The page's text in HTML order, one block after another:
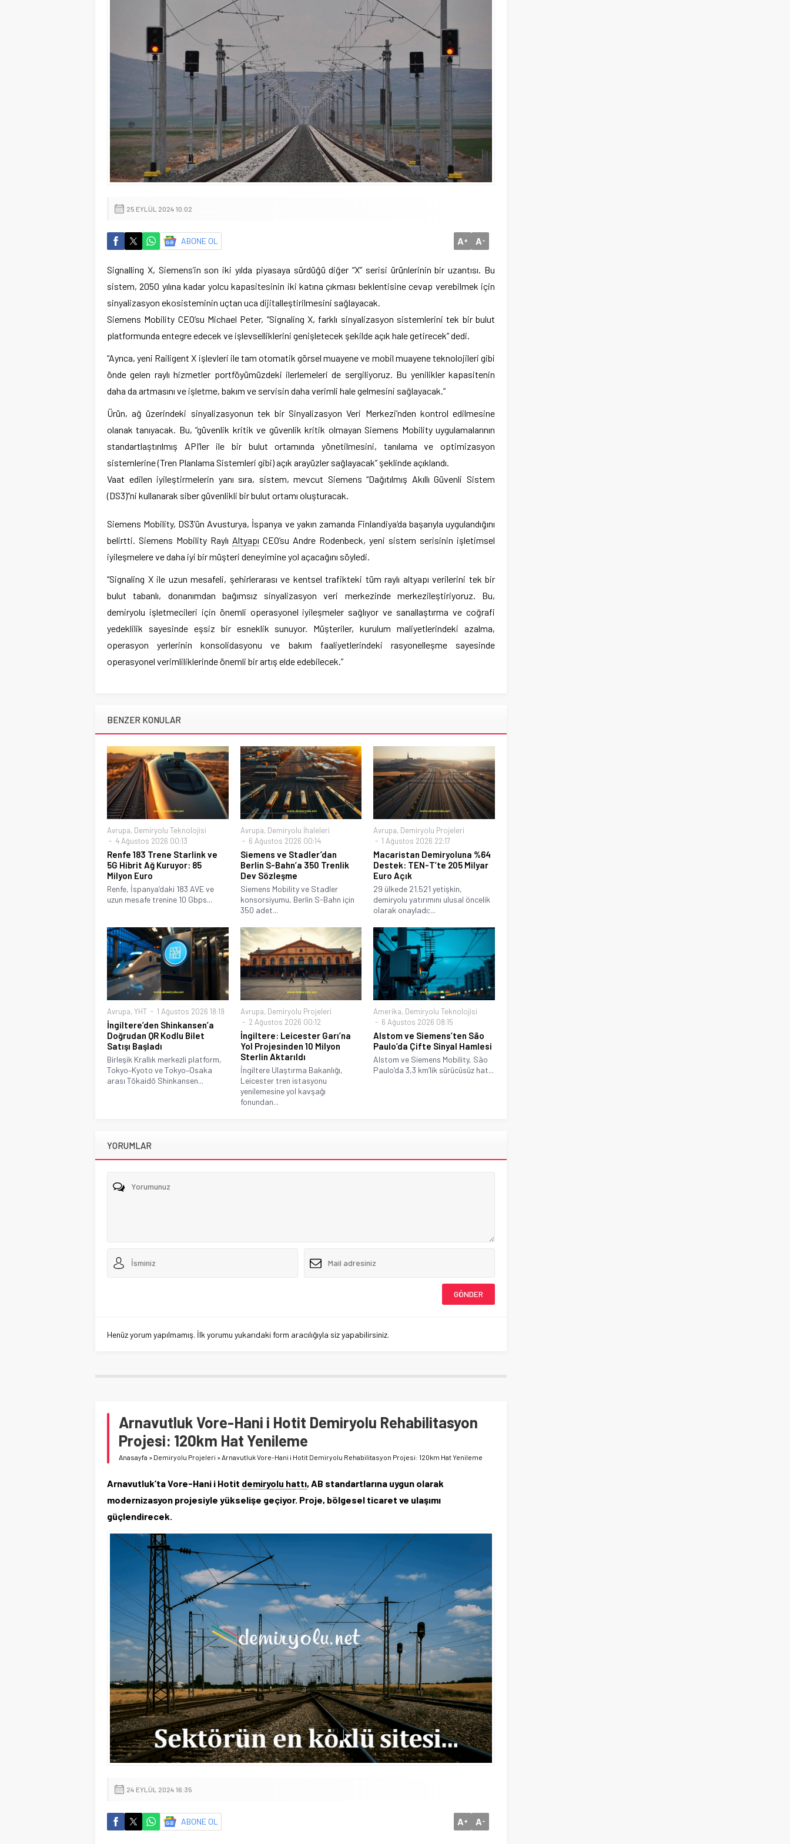
25 EYLÜL 2024 10:02
ABONE OL A+ A-
Signalling X, Siemens’in son iki yılda piyasaya sürdüğü diğer “X” serisi ürünlerinin bir uzantısı. Bu
sistem, 2050 yılına kadar yolcu kapasitesinin iki katına çıkması beklentisine cevap verebilmek için
sinyalizasyon ekosisteminin uçtan uca dijitalleştirilmesini sağlayacak.
Siemens Mobility CEO’su Michael Peter, “Signaling X, farklı sinyalizasyon sistemlerini tek bir bulut
platformunda entegre edecek ve işlevselliklerini genişletecek şekilde açık hale getirecek” dedi.
“Ayrıca, yeni Railigent X işlevleri ile tam otomatik görsel muayene ve mobil muayene teknolojileri gibi
önde gelen raylı hizmetler portföyümüzdeki ilerlemeleri de sergiliyoruz. Bu yenilikler kapasitenin
daha da artmasını ve işletme, bakım ve servisin daha verimli hale gelmesini sağlayacak.”
Ürün, ağ üzerindeki sinyalizasyonun tek bir Sinyalizasyon Veri Merkezi’nden kontrol edilmesine
olanak tanıyacak. Bu, “güvenlik kritik ve güvenlik kritik olmayan Siemens Mobility uygulamalarının
standartlaştırılmış API’ler ile bir bulut ortamında yönetilmesini, tanılama ve optimizasyon
sistemlerine (Tren Planlama Sistemleri gibi) açık arayüzler sağlayacak” şeklinde açıklandı.
Vaat edilen iyileştirmelerin yanı sıra, sistem, mevcut Siemens “Dağıtılmış Akıllı Güvenli Sistem
(DS3)”ni kullanarak siber güvenlikli bir bulut ortamı oluşturacak.
Siemens Mobility, DS3’ün Avusturya, İspanya ve yakın zamanda Finlandiya’da başarıyla uygulandığını
belirtti. Siemens Mobility Raylı Altyapı CEO’su Andre Rodenbeck, yeni sistem serisinin işletimsel
iyileşmelere ve daha iyi bir müşteri deneyimine yol açacağını söyledi.
“Signaling X ile uzun mesafeli, şehirlerarası ve kentsel trafikteki tüm raylı altyapı verilerini tek bir
bulut tabanlı, donanımdan bağımsız sinyalizasyon veri merkezinde merkezileştiriyoruz. Bu,
demiryolu işletmecileri için önemli operasyonel iyileşmeler sağlıyor ve sanallaştırma ve coğrafi
yedeklilik sayesinde eşsiz bir esneklik sunuyor. Müşteriler, kurulum maliyetlerindeki azalma,
operasyon yerlerinin konsolidasyonu ve bakım faaliyetlerindeki rasyonelleşme sayesinde
operasyonel verimliliklerinde önemli bir artış elde edebilecek.”
BENZER KONULAR
Avrupa, Demiryolu Teknolojisi
4 Ağustos 2026 00:13
Renfe 183 Trene Starlink ve
5G Hibrit Ağ Kuruyor: 85
Milyon Euro
Renfe, İspanya’daki 183 AVE ve
uzun mesafe trenine 10 Gbps...
Avrupa, Demiryolu İhaleleri
6 Ağustos 2026 00:14
Siemens ve Stadler’dan
Berlin S-Bahn’a 350 Trenlik
Dev Sözleşme
Siemens Mobility ve Stadler
konsorsiyumu, Berlin S-Bahn için
350 adet...
Avrupa, Demiryolu Projeleri
1 Ağustos 2026 22:17
Macaristan Demiryoluna %64
Destek: TEN-T’te 205 Milyar
Euro Açık
29 ülkede 21.521 yetişkin,
demiryolu yatırımını ulusal öncelik
olarak onayladı;...
Avrupa, YHT 1 Ağustos 2026 18:19
İngiltere’den Shinkansen’a
Doğrudan QR Kodlu Bilet
Satışı Başladı
Birleşik Krallık merkezli platform,
Tokyo–Kyoto ve Tokyo–Osaka
arası Tōkaidō Shinkansen...
Avrupa, Demiryolu Projeleri
2 Ağustos 2026 00:12
İngiltere: Leicester Garı’na
Yol Projesinden 10 Milyon
Sterlin Aktarıldı
İngiltere Ulaştırma Bakanlığı,
Leicester tren istasyonu
yenilemesine yol kavşağı
fonundan...
Amerika, Demiryolu Teknolojisi
6 Ağustos 2026 08:15
Alstom ve Siemens’ten São
Paulo’da Çifte Sinyal Hamlesi
Alstom ve Siemens Mobility, São
Paulo’da 3,3 km’lik sürücüsüz hat...
YORUMLAR
Henüz yorum yapılmamış. İlk yorumu yukarıdaki form aracılığıyla siz yapabilirsiniz.
Arnavutluk Vore-Hani i Hotit Demiryolu Rehabilitasyon
Projesi: 120km Hat Yenileme
Anasayfa » Demiryolu Projeleri »Arnavutluk Vore-Hani i Hotit Demiryolu Rehabilitasyon Projesi: 120km Hat Yenileme
Arnavutluk’ta Vore-Hani i Hotit demiryolu hattı, AB standartlarına uygun olarak
modernizasyon projesiyle yükselişe geçiyor. Proje, bölgesel ticaret ve ulaşımı
güçlendirecek.
24 EYLÜL 2024 16:35
ABONE OL A+ A-